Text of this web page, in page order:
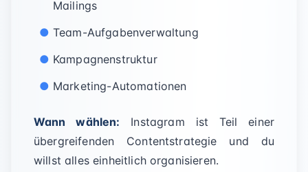
Mailings
Team-Aufgabenverwaltung
Kampagnenstruktur
Marketing-Automationen
Wann wählen: Instagram ist Teil einer
übergreifenden Contentstrategie und du
willst alles einheitlich organisieren.